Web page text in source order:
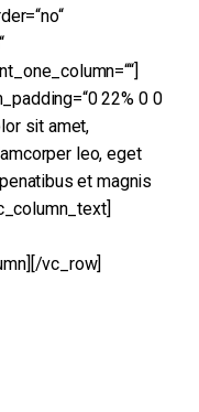
22% 0 0
sit amet,
leo, eget
et magnis
vc_row]